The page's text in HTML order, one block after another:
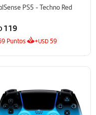
PS5 - Techno Red
119
Puntos +USD59